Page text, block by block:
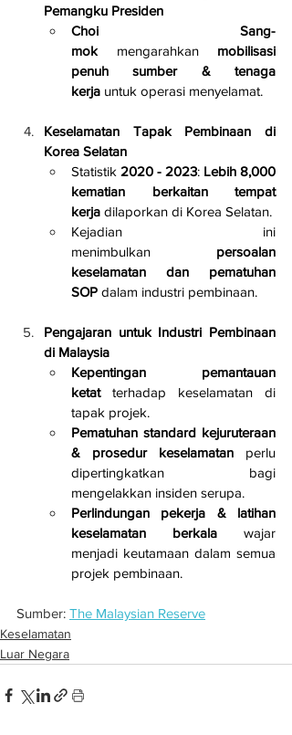
Pemangku Presiden
Choi Sang-
mok mengarahkan mobilisasi
penuh sumber & tenaga
kerja untuk operasi menyelamat.
Keselamatan Tapak Pembinaan di
Korea Selatan
Statistik 2020 - 2023: Lebih 8,000
kematian berkaitan tempat
kerja dilaporkan di Korea Selatan.
Kejadian ini
menimbulkan persoalan
keselamatan dan pematuhan
SOP dalam industri pembinaan.
Pengajaran untuk Industri Pembinaan
di Malaysia
Kepentingan pemantauan
ketat terhadap keselamatan di
tapak projek.
Pematuhan standard kejuruteraan
& prosedur keselamatan perlu
dipertingkatkan bagi
mengelakkan insiden serupa.
Perlindungan pekerja & latihan
keselamatan berkala wajar
menjadi keutamaan dalam semua
projek pembinaan.
Sumber: The Malaysian Reserve
Keselamatan
Luar Negara